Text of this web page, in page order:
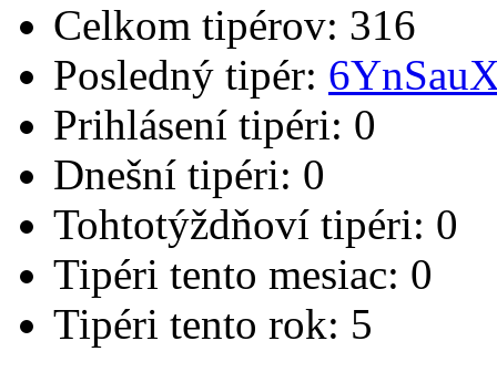
Celkom tipérov: 316
Posledný tipér:
Prihlásení tipéri: 0
Dnešní tipéri: 0
Tohtotýždňoví tipéri: 0
Tipéri tento mesiac: 0
Tipéri tento rok: 5